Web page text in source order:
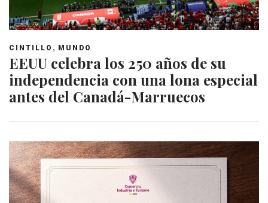
CINTILLO , MUNDO
EEUU celebra los 250 años de su
independencia con una lona especial
antes del Canadá-Marruecos